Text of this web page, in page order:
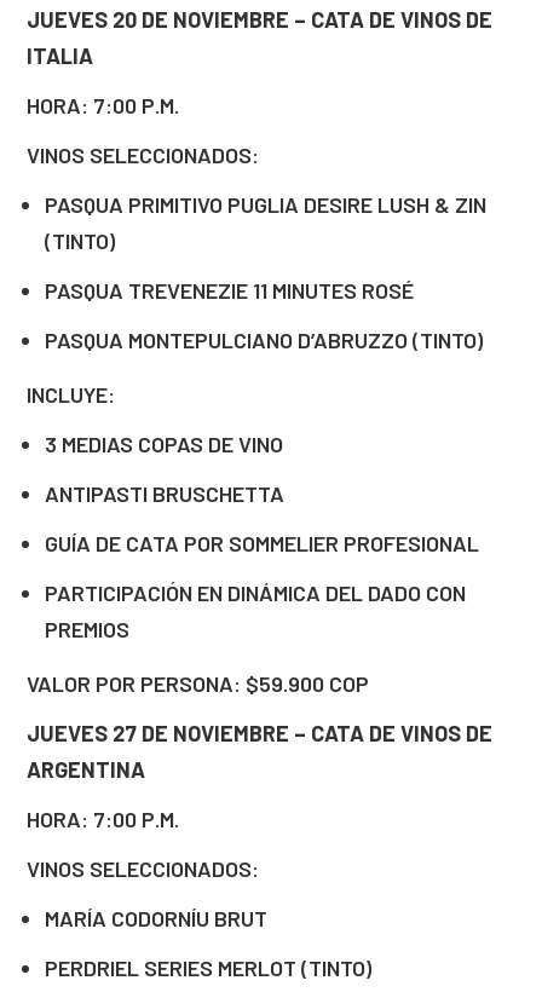
JUEVES 20 DE NOVIEMBRE – CATA DE VINOS DE
ITALIA
HORA: 7:00 P.M.
VINOS SELECCIONADOS:
PASQUA PRIMITIVO PUGLIA DESIRE LUSH & ZIN
(TINTO)
PASQUA TREVENEZIE 11 MINUTES ROSÉ
PASQUA MONTEPULCIANO D’ABRUZZO (TINTO)
INCLUYE:
3 MEDIAS COPAS DE VINO
ANTIPASTI BRUSCHETTA
GUÍA DE CATA POR SOMMELIER PROFESIONAL
PARTICIPACIÓN EN DINÁMICA DEL DADO CON
PREMIOS
VALOR POR PERSONA: $59.900 COP
JUEVES 27 DE NOVIEMBRE – CATA DE VINOS DE
ARGENTINA
HORA: 7:00 P.M.
VINOS SELECCIONADOS:
MARÍA CODORNÍU BRUT
PERDRIEL SERIES MERLOT (TINTO)